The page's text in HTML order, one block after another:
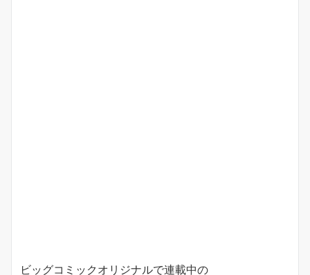
ビッグコミックオリジナルで連載中の